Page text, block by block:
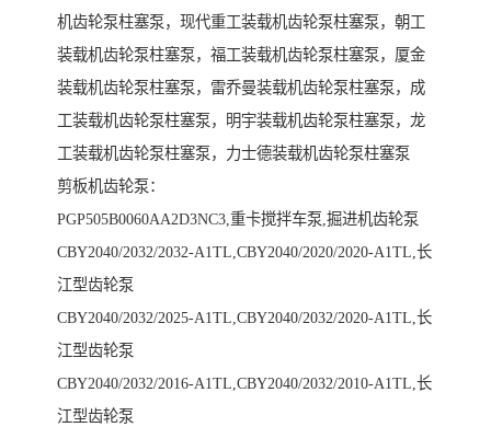
机齿轮泵柱塞泵，现代重工装载机齿轮泵柱塞泵，朝工
装载机齿轮泵柱塞泵，福工装载机齿轮泵柱塞泵，厦金
装载机齿轮泵柱塞泵，雷乔曼装载机齿轮泵柱塞泵，成
工装载机齿轮泵柱塞泵，明宇装载机齿轮泵柱塞泵，龙
工装载机齿轮泵柱塞泵，力士德装载机齿轮泵柱塞泵
剪板机齿轮泵：
PGP505B0060AA2D3NC3,重卡搅拌车泵,掘进机齿轮泵
CBY2040/2032/2032-A1TL,CBY2040/2020/2020-A1TL,长
江型齿轮泵
CBY2040/2032/2025-A1TL,CBY2040/2032/2020-A1TL,长
江型齿轮泵
CBY2040/2032/2016-A1TL,CBY2040/2032/2010-A1TL,长
江型齿轮泵